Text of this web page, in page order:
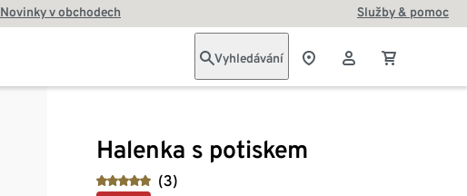
Novinky v obchodech Služby & pomoc
Vyhledávání
Halenka s potiskem
(3)